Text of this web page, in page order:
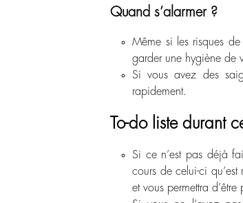
Quand s’alarmer ?
Même si les risques
garder une hygiène de
Si vous avez des
rapidement.
To-do liste durant
Si ce n’est pas déjà
cours de celui-ci
et vous permettra